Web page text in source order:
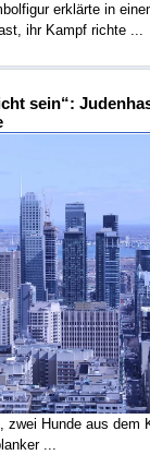
erklärte in
ihr Kampf richte ...
sein“:
zwei Hunde aus dem
...